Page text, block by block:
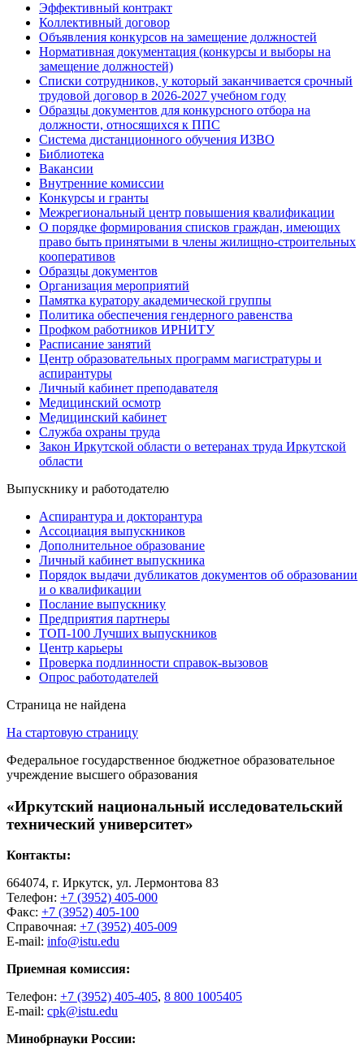
Эффективный контракт
Коллективный договор
Объявления конкурсов на замещение должностей
Нормативная документация (конкурсы и выборы на
замещение должностей)
Списки сотрудников, у который заканчивается срочный
трудовой договор в 2026-2027 учебном году
Образцы документов для конкурсного отбора на
должности, относящихся к ППС
Система дистанционного обучения ИЗВО
Библиотека
Вакансии
Внутренние комиссии
Конкурсы и гранты
Межрегиональный центр повышения квалификации
О порядке формирования списков граждан, имеющих
право быть принятыми в члены жилищно-строительных
кооперативов
Образцы документов
Организация мероприятий
Памятка куратору академической группы
Политика обеспечения гендерного равенства
Профком работников ИРНИТУ
Расписание занятий
Центр образовательных программ магистратуры и
аспирантуры
Личный кабинет преподавателя
Медицинский осмотр
Медицинский кабинет
Служба охраны труда
Закон Иркутской области о ветеранах труда Иркутской
области
Выпускнику и работодателю
Аспирантура и докторантура
Ассоциация выпускников
Дополнительное образование
Личный кабинет выпускника
Порядок выдачи дубликатов документов об образовании
и о квалификации
Послание выпускнику
Предприятия партнеры
ТОП-100 Лучших выпускников
Центр карьеры
Проверка подлинности справок-вызовов
Опрос работодателей
Страница не найдена
На стартовую страницу
Федеральное государственное бюджетное образовательное
учреждение высшего образования
«Иркутский национальный исследовательский
технический университет»
Контакты:
664074, г. Иркутск, ул. Лермонтова 83
Телефон: +7 (3952) 405-000
Факс: +7 (3952) 405-100
Справочная: +7 (3952) 405-009
E-mail: info@istu.edu
Приемная комиссия:
Телефон: +7 (3952) 405-405, 8 800 1005405
E-mail: cpk@istu.edu
Минобрнауки России: